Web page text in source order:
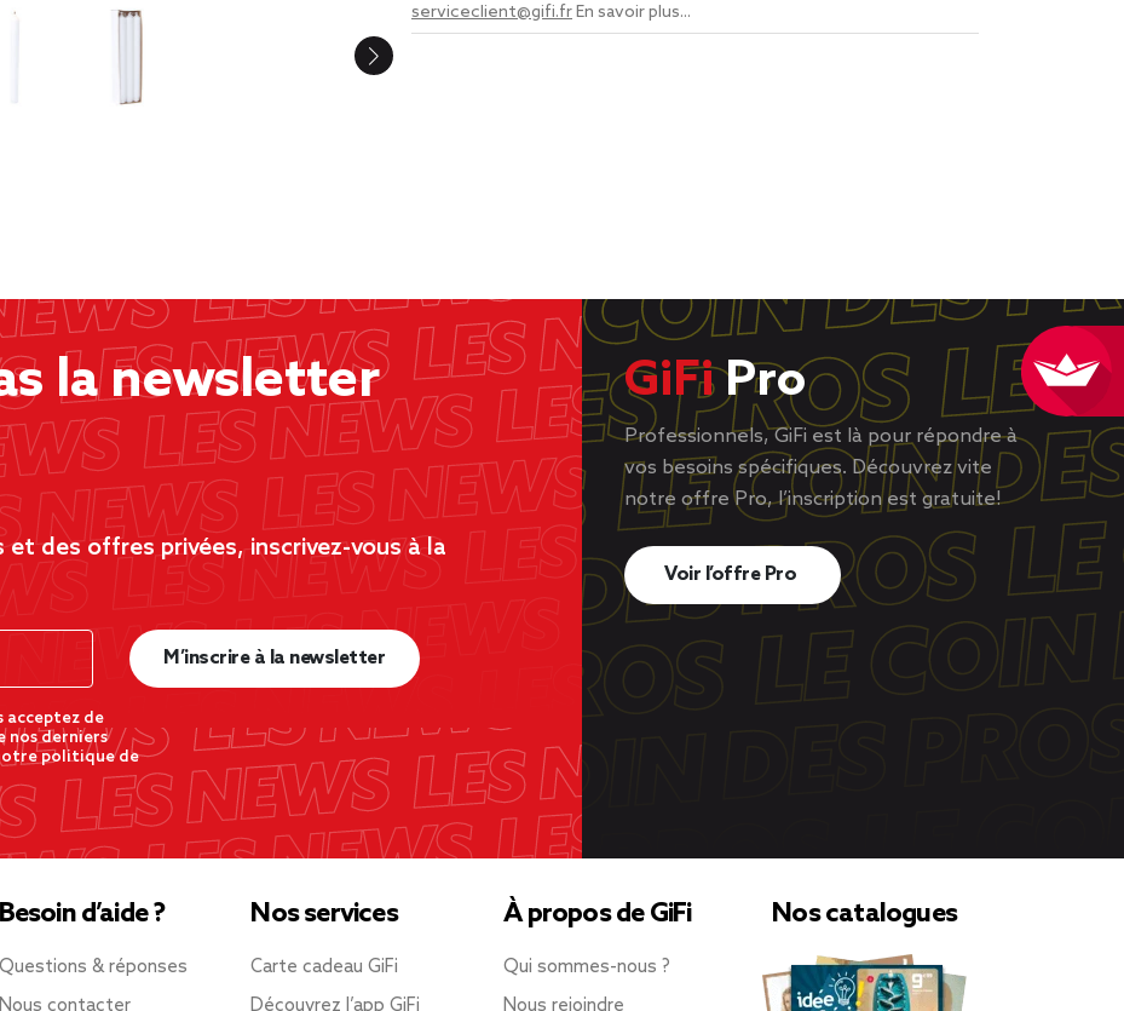
serviceclient@gifi.frEn savoir plus...
la newsletter
des offres privées, inscrivez-vous à la
acceptez de
nos derniers
politique de
M’inscrire à la newsletter
GiFiPro
Professionnels, GiFi est là pour répondre à
vos besoins spécifiques. Découvrez vite
notre offre Pro, l’inscription est gratuite!
Voir l’offre Pro
Besoin d’aide ?
Questions & réponses
Nous contacter
Nos services
Carte cadeau GiFi
Découvrez l’app GiFi
À propos de GiFi
Qui sommes-nous ?
Nous rejoindre
Nos catalogues